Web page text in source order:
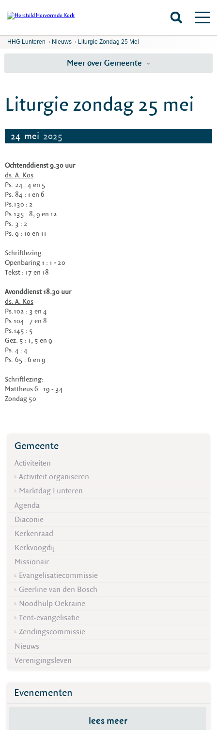
HHG Lunteren › Nieuws › Liturgie Zondag 25 Mei
Meer over Gemeente
Liturgie zondag 25 mei
24 mei 2025
Ochtenddienst 9.30 uur
ds. A. Kos
Ps. 24 : 4 en 5
Ps. 84 : 1 en 6
Ps.130 : 2
Ps.135 : 8, 9 en 12
Ps. 3 : 2
Ps. 9 : 10 en 11
Schriftlezing:
Openbaring 1 : 1 - 20
Tekst : 17 en 18
Avonddienst 18.30 uur
ds. A. Kos
Ps.102 : 3 en 4
Ps.104 : 7 en 8
Ps.145 : 5
Gez. 5 : 1, 5 en 9
Ps. 4 : 4
Ps. 65 : 6 en 9
Schriftlezing:
Mattheus 6 : 19 - 34
Zondag 50
Gemeente
Activiteiten
Activiteit organiseren
Marktdag Lunteren
Agenda
Diaconie
Kerkenraad
Kerkvoogdij
Missionair
Evangelisatiecommissie
Geerline van den Bosch
Noodhulp Oekraïne
Tent-evangelisatie
Zendingscommissie
Nieuws
Verenigingsleven
Evenementen
lees meer